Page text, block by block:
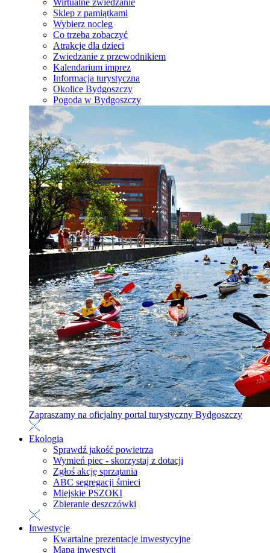
Sklep z pamiątkami
Wybierz nocleg
Co trzeba zobaczyć
Atrakcje dla dzieci
Zwiedzanie z przewodnikiem
Kalendarium imprez
Informacja turystyczna
Okolice Bydgoszczy
Pogoda w Bydgoszczy
Zapraszamy na oficjalny portal turystyczny Bydgoszczy
Ekologia
Sprawdź jakość powietrza
Wymień piec - skorzystaj z dotacji
Zgłoś akcję sprzątania
ABC segregacji śmieci
Miejskie PSZOKI
Zbieranie deszczówki
Inwestycje
Kwartalne prezentacje inwestycyjne
Mapa inwestycji